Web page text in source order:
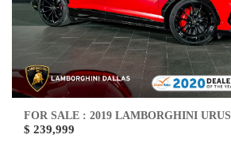
FOR SALE : 2019 LAMBORGHINI URUS
$ 239,999